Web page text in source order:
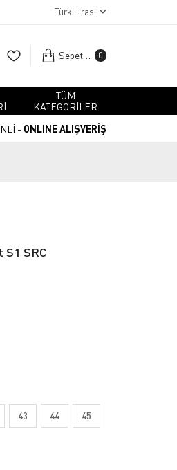
Türk Lirası
Sepetim 0
TÜM
KATEGORİLER
- ONLINE ALIŞVERİŞ
S1 SRC
43 44 45